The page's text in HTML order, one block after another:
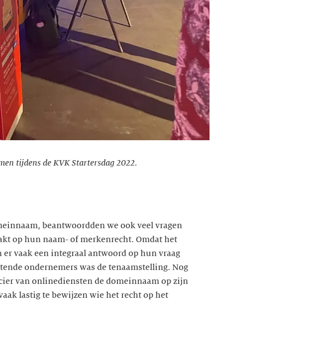
tijdens de KVK Startersdag 2022.
beantwoordden we ook veel vragen
op hun naam- of merkenrecht. Omdat het
vaak een integraal antwoord op hun vraag
ondernemers was de tenaamstelling. Nog
van onlinediensten de domeinnaam op zijn
lastig te bewijzen wie het recht op het